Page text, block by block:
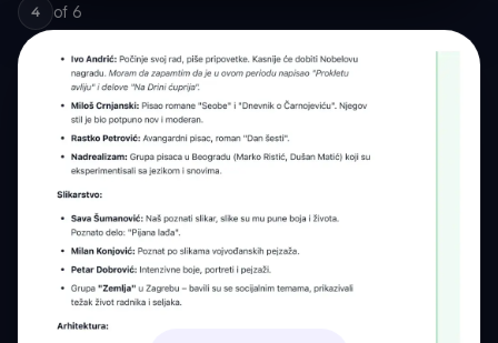
4 of 6